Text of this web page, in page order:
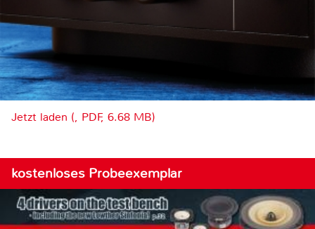
Jetzt laden (, PDF, 6.68 MB)
kostenloses Probeexemplar